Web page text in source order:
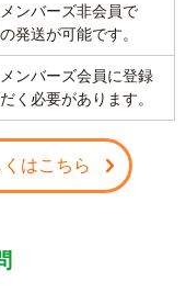
ンバーズ非会員で
発送が可能です。
ンバーズ会員に登録
く必要があります。
はこちら